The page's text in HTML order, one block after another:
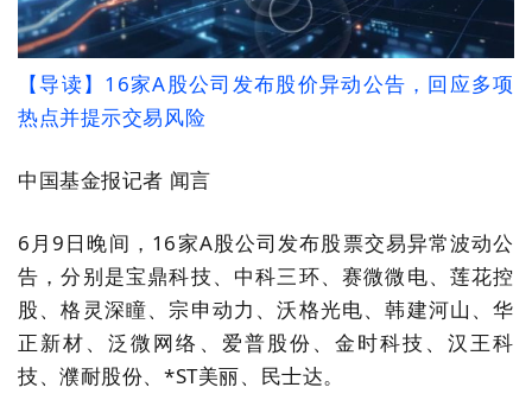
【导读】16家A股公司发布股价异动公告，回应多项
热点并提示交易风险
中国基金报记者 闻言
6月9日晚间，16家A股公司发布股票交易异常波动公
告，分别是宝鼎科技、中科三环、赛微微电、莲花控
股、格灵深瞳、宗申动力、沃格光电、韩建河山、华
正新材、泛微网络、爱普股份、金时科技、汉王科
技、濮耐股份、*ST美丽、民士达。